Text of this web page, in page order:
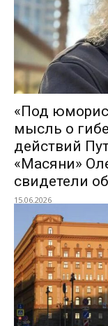
«Под
мысль о
действий
«Масяни»
свидетели
15.06.2026